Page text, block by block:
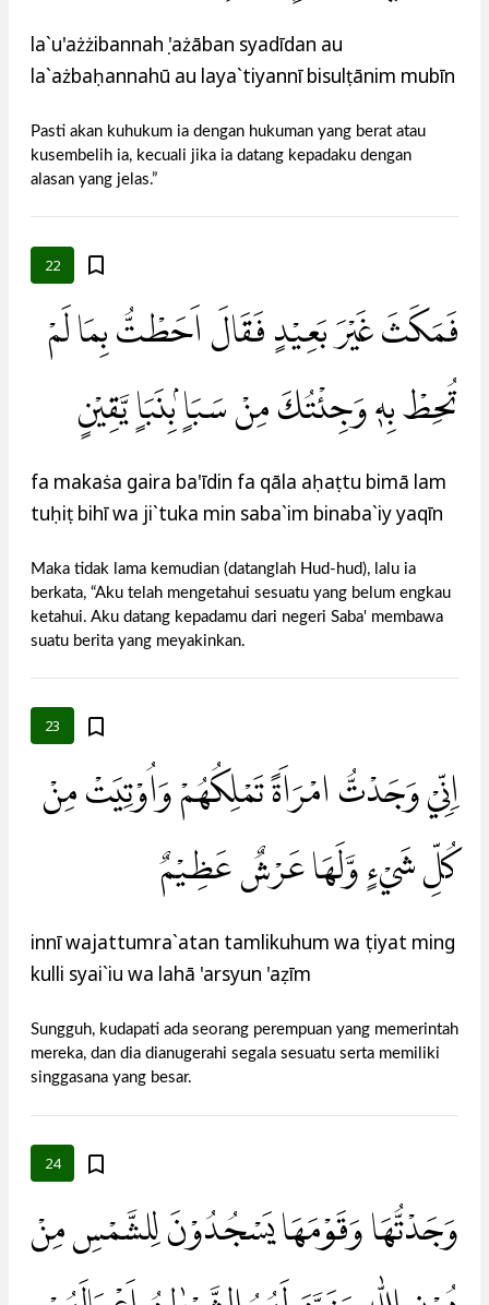
la`u'ażżibannahụ 'ażāban syadīdan au
la`ażbaḥannahū au laya`tiyannī bisulṭānim mubīn
Pasti akan kuhukum ia dengan hukuman yang berat atau
kusembelih ia, kecuali jika ia datang kepadaku dengan
alasan yang jelas.”
22
فَمَكَثَ غَيْرَ بَعِيْدٍ فَقَالَ اَحَطْتُّ بِمَا لَمْ
تُحِطْ بِهٖ وَجِئْتُكَ مِنْ سَبَاٍ ۢبِنَبَاٍ يَّقِيْنٍ
fa makaṡa gaira ba'īdin fa qāla aḥaṭtu bimā lam
tuḥiṭ bihī wa ji`tuka min saba`im binaba`iy yaqīn
Maka tidak lama kemudian (datanglah Hud-hud), lalu ia
berkata, “Aku telah mengetahui sesuatu yang belum engkau
ketahui. Aku datang kepadamu dari negeri Saba' membawa
suatu berita yang meyakinkan.
23
اِنِّيْ وَجَدْتُّ امْرَاَةً تَمْلِكُهُمْ وَاُوْتِيَتْ مِنْ
كُلِّ شَيْءٍ وَّلَهَا عَرْشٌ عَظِيْمٌ
innī wajattumra`atan tamlikuhum wa ụtiyat ming
kulli syai`iu wa lahā 'arsyun 'aẓīm
Sungguh, kudapati ada seorang perempuan yang memerintah
mereka, dan dia dianugerahi segala sesuatu serta memiliki
singgasana yang besar.
24
وَجَدْتُّهَا وَقَوْمَهَا يَسْجُدُوْنَ لِلشَّمْسِ مِنْ